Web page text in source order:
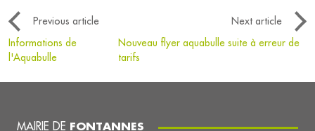
Previous article
Next article
Informations de
l'Aquabulle
Nouveau flyer aquabulle suite à erreur de
tarifs
MAIRIE DE FONTANNES